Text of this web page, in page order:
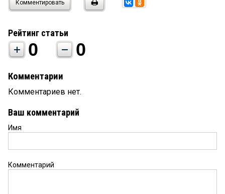
Комментировать
Рейтинг статьи
0 0
Комментарии
Комментариев нет.
Ваш комментарий
Имя
Комментарий